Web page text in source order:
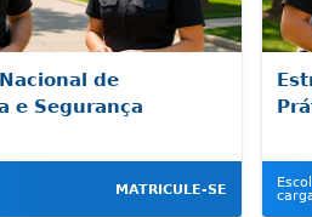
de
e Segurança
MATRICULE-SE